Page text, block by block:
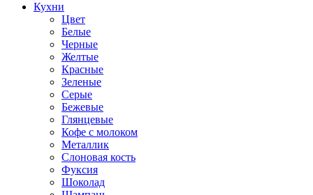
Кухни
Цвет
Белые
Черные
Желтые
Красные
Зеленые
Серые
Бежевые
Глянцевые
Кофе с молоком
Металлик
Слоновая кость
Фуксия
Шоколад